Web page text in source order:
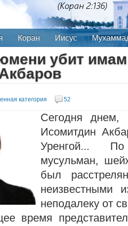
Коран Иисус
убит
категория 52
Сегодня днем,
Исомитдин
Уренгой...
мусульман,
был
неизвестными
неподалеку от
время